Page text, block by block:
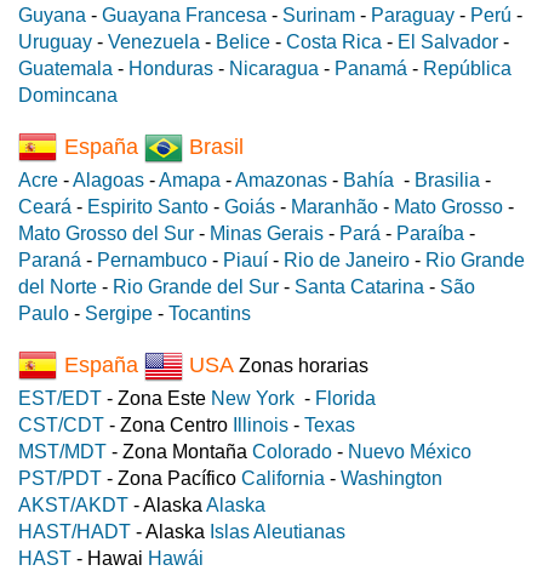
Guyana - Guayana Francesa - Surinam - Paraguay - Perú -
Uruguay - Venezuela - Belice - Costa Rica - El Salvador -
Guatemala - Honduras - Nicaragua - Panamá - República
Domincana
España Brasil
Acre -Alagoas -Amapa -Amazonas - Bahía - Brasilia -
Ceará - Espirito Santo - Goiás - Maranhão - Mato Grosso -
Mato Grosso del Sur - Minas Gerais - Pará - Paraíba -
Paraná - Pernambuco - Piauí - Rio de Janeiro - Rio Grande
del Norte - Rio Grande del Sur - Santa Catarina - São
Paulo - Sergipe - Tocantins
España USA Zonas horarias
EST/EDT - Zona Este New York - Florida
CST/CDT - Zona Centro Illinois - Texas
MST/MDT - Zona Montaña Colorado - Nuevo México
PST/PDT - Zona Pacífico California - Washington
AKST/AKDT - Alaska Alaska
HAST/HADT - Alaska Islas Aleutianas
HAST - Hawai Hawái